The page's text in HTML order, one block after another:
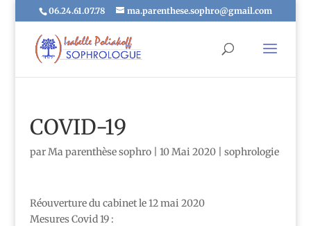
06.24.61.07.78 ma.parenthese.sophro@gmail.com
COVID-19
parMa parenthèse sophro| 10 Mai 2020| sophrologie
Réouverture du cabinet le 12 mai 2020
Mesures Covid 19 :